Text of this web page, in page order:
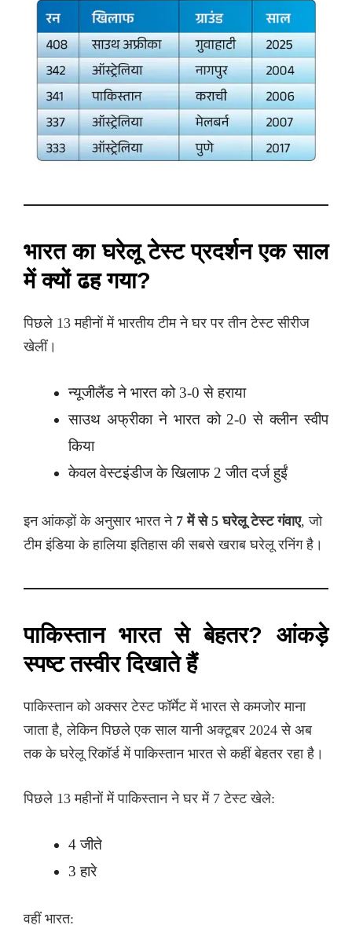
भारत का घरेलू टेस्ट प्रदर्शन एक साल
में क्यों ढह गया?
पिछले 13 महीनों में भारतीय टीम ने घर पर तीन टेस्ट सीरीज
खेलीं।
न्यूजीलैंड ने भारत को 3-0 से हराया
साउथ अफ्रीका ने भारत को 2-0 से क्लीन स्वीप
किया
केवल वेस्टइंडीज के खिलाफ 2 जीत दर्ज हुईं
इन आंकड़ों के अनुसार भारत ने 7 में से 5 घरेलू टेस्ट गंवाए, जो
टीम इंडिया के हालिया इतिहास की सबसे खराब घरेलू रनिंग है।
पाकिस्तान भारत से बेहतर? आंकड़े
स्पष्ट तस्वीर दिखाते हैं
पाकिस्तान को अक्सर टेस्ट फॉर्मेट में भारत से कमजोर माना
जाता है, लेकिन पिछले एक साल यानी अक्टूबर 2024 से अब
तक के घरेलू रिकॉर्ड में पाकिस्तान भारत से कहीं बेहतर रहा है।
पिछले 13 महीनों में पाकिस्तान ने घर में 7 टेस्ट खेले:
4 जीते
3 हारे
वहीं भारत: